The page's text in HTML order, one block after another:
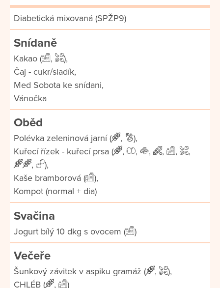
Diabetická mixovaná (SPŽP9)
Snídaně
Kakao ( ,
),
Čaj - cukr/sladík,
Med Sobota ke snídani,
Vánočka
Oběd
Polévka zeleninová jarní ( ,
),
Kuřecí řízek - kuřecí prsa (
, , , , ,
,
,
),
Kaše bramborová (
),
Kompot (normal + dia)
Svačina
Jogurt bílý 10 dkg s ovocem ( )
Večeře
Šunkový závitek v aspiku gramáž ( ,
),
CHLÉB (
, )